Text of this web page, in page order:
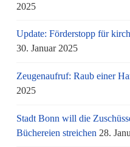
2025
Update: Förderstopp für
30. Januar 2025
Zeugenaufruf: Raub einer
2025
Stadt Bonn will die
Büchereien streichen 28.